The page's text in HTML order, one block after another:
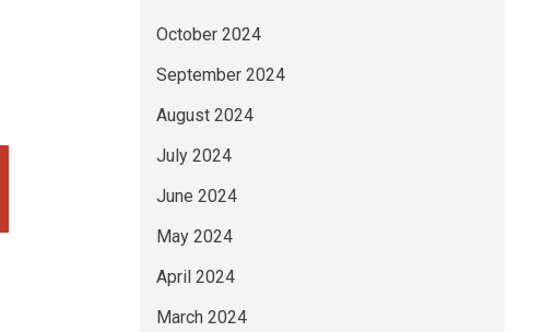
October 2024
September 2024
August 2024
July 2024
June 2024
May 2024
April 2024
March 2024